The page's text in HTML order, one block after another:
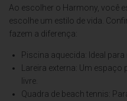
Ao escolher o Harmony, você
escolhe um estilo de vida.
fazem a diferença:
Piscina aquecida: Ideal
Lareira externa: Um
livre.
Quadra de beach tennis: